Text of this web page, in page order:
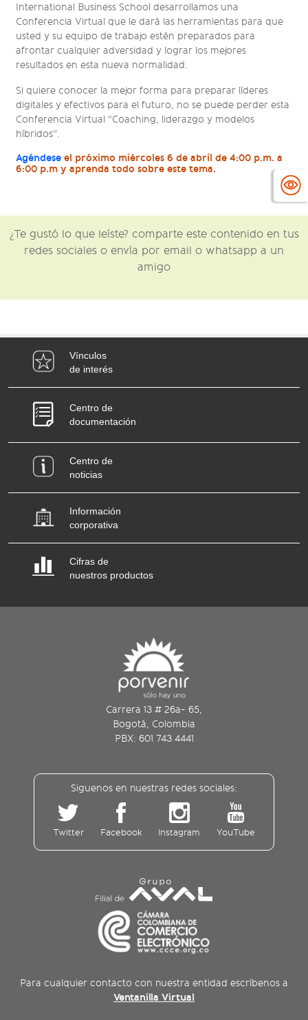
International Business School desarrollamos una
Conferencia Virtual que le dará las herramientas para que
usted y su equipo de trabajo estén preparados para
afrontar cualquier adversidad y lograr los mejores
resultados en esta nueva normalidad.
Si quiere conocer la mejor forma para preparar líderes
digitales y efectivos para el futuro, no se puede perder esta
Conferencia Virtual "Coaching, liderazgo y modelos
híbridos".
Agéndese el próximo miércoles 6 de abril de 4:00 p.m. a
6:00 p.m y aprenda todo sobre este tema.
¿Te gustó lo que leíste? comparte este contenido en tus
redes sociales o envía por email o whatsapp a un
amigo
Vínculos
de interés
Centro de
documentación
Centro de
noticias
Información
corporativa
Cifras de
nuestros productos
Carrera 13 # 26a- 65,
Bogotá, Colombia
PBX: 601 743 4441
Siguenos en nuestras redes sociales:
Twitter Facebook Instagram YouTube
Para cualquier contacto con nuestra entidad escríbenos a
Ventanilla Virtual